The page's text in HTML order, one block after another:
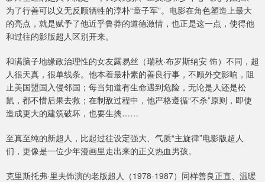
为了行善可以义无反顾牺牲的淳朴“童子军”。电影在角色塑造上最大
的亮点，就是赋予了他近乎鲁莽的道德激情，也正是这一点，使得他
和过往的影版超人区别开来。
和满脑子地缘政治理性的女友露易丝（瑞秋·布罗斯纳安 饰）不同，超
人很天真，很单线条。他本着最朴素的善良行事，不顾外交影响，阻
止美国盟国入侵邻国；每当知道有生命遇到危险，无论是人还是松
鼠，都不惜后果去救；在制敌过程中，他严格遵循“不杀”原则，即使
造成更大的建筑破坏，也要生擒……
至真至纯的新超人，比起过往设定强大、气质“主旋律”电影版超人
们，更像是一位少年漫画里走出来的正义热血男孩。
克里斯托弗·里夫饰演的老版超人（1978-1987）同样善良正直、温暖